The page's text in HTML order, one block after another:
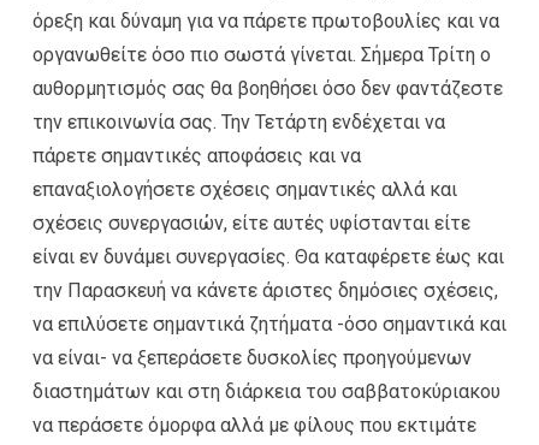
όρεξη και δύναμη για να πάρετε πρωτοβουλίες και να
οργανωθείτε όσο πιο σωστά γίνεται. Σήμερα Τρίτη ο
αυθορμητισμός σας θα βοηθήσει όσο δεν φαντάζεστε
την επικοινωνία σας. Την Τετάρτη ενδέχεται να
πάρετε σημαντικές αποφάσεις και να
επαναξιολογήσετε σχέσεις σημαντικές αλλά και
σχέσεις συνεργασιών, είτε αυτές υφίστανται είτε
είναι εν δυνάμει συνεργασίες. Θα καταφέρετε έως και
την Παρασκευή να κάνετε άριστες δημόσιες σχέσεις,
να επιλύσετε σημαντικά ζητήματα -όσο σημαντικά και
να είναι- να ξεπεράσετε δυσκολίες προηγούμενων
διαστημάτων και στη διάρκεια του σαββατοκύριακου
να περάσετε όμορφα αλλά με φίλους που εκτιμάτε